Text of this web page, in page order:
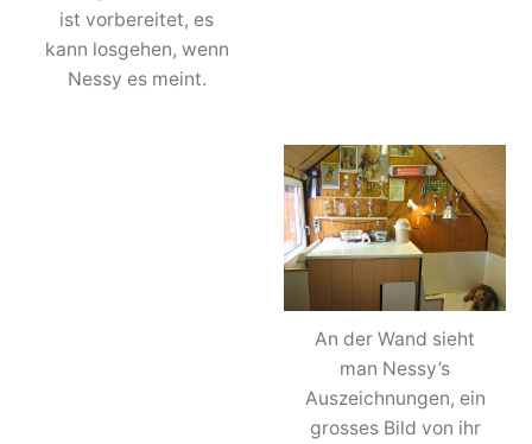
ist vorbereitet, es
kann losgehen, wenn
Nessy es meint.
An der Wand sieht
man Nessy’s
Auszeichnungen, ein
grosses Bild von ihr